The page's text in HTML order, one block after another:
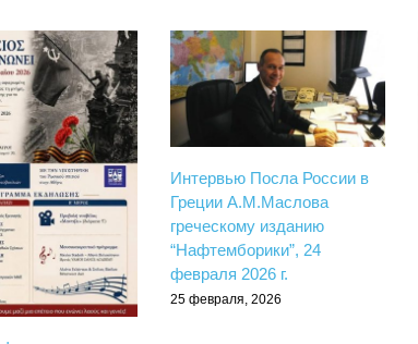
Интервью Посла России в
Греции А.М.Маслова
греческому изданию
“Нафтемборики”, 24
февраля 2026 г.
25 февраля, 2026